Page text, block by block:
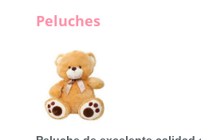
Peluches